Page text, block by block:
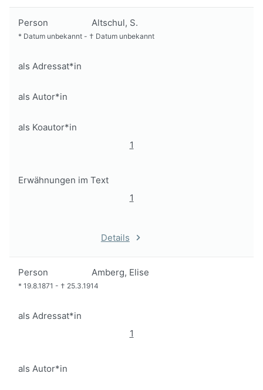
Person Altschul, S.
* Datum unbekannt - † Datum unbekannt
als Adressat*in
als Autor*in
als Koautor*in
1
Erwähnungen im Text
1
Details
Person Amberg, Elise
* 19.8.1871 - † 25.3.1914
als Adressat*in
1
als Autor*in